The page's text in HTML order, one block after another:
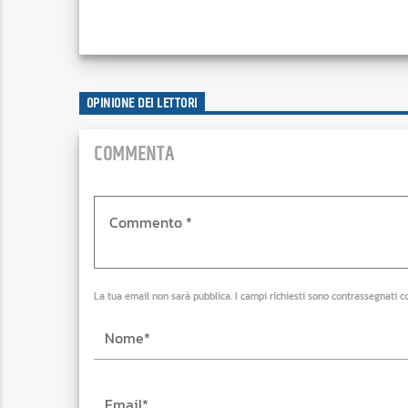
OPINIONE DEI LETTORI
COMMENTA
La tua email non sarà pubblica. I campi richiesti sono contrassegnati